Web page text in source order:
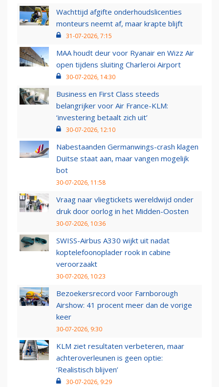
Wachttijd afgifte onderhoudslicenties
monteurs neemt af, maar krapte blijft
31-07-2026, 7:15
MAA houdt deur voor Ryanair en Wizz Air
open tijdens sluiting Charleroi Airport
30-07-2026, 14:30
Business en First Class steeds
belangrijker voor Air France-KLM:
‘investering betaalt zich uit’
30-07-2026, 12:10
Nabestaanden Germanwings-crash klagen
Duitse staat aan, maar vangen mogelijk
bot
30-07-2026, 11:58
Vraag naar vliegtickets wereldwijd onder
druk door oorlog in het Midden-Oosten
30-07-2026, 10:36
SWISS-Airbus A330 wijkt uit nadat
koptelefoonoplader rook in cabine
veroorzaakt
30-07-2026, 10:23
Bezoekersrecord voor Farnborough
Airshow: 41 procent meer dan de vorige
keer
30-07-2026, 9:30
KLM ziet resultaten verbeteren, maar
achteroverleunen is geen optie:
‘Realistisch blijven’
30-07-2026, 9:29